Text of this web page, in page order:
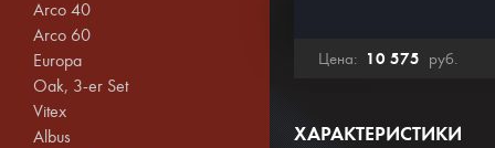
Цена: 10 575 руб.
ХАРАКТЕРИСТИКИ
Arco 40
Arco 60
Europa
Oak, 3-er Set
Vitex
Albus